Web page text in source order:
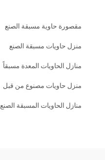
مقصورة حاوية مسبقة الصنع
منزل حاويات مسبقة الصنع
منازل الحاويات المعدة مسبقاً
منزل حاويات مصنوع من قبل
منازل الحاويات المسبقة الصنع